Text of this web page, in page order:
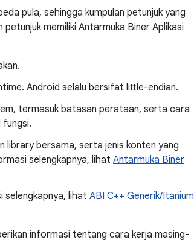
pula, sehingga kumpulan petunjuk yang
memiliki Antarmuka Biner Aplikasi
Android selalu bersifat little-endian.
termasuk batasan perataan, serta cara
library bersama, serta jenis konten yang
selengkapnya, lihat Antarmuka Biner
selengkapnya, lihat ABI C++ Generik/Itanium
informasi tentang cara kerja masing-